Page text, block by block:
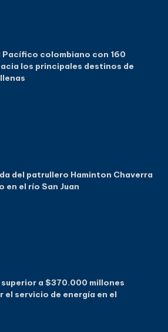
Pacífico colombiano con 160
los principales destinos de
del patrullero Haminton Chaverra
en el río San Juan
a $370.000 millones
el servicio de energía en el